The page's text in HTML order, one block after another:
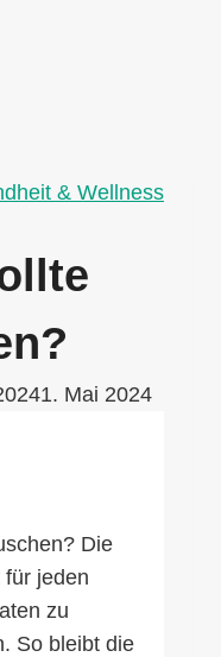
& Wellness
1. Mai 2024
Die
jeden
zu
So bleibt die